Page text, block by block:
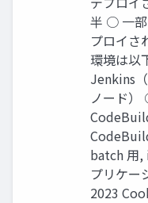
半 ○ 一
プロイさ
環境は以
Jenkins
ノード）
batch 用,
プリケー
2023